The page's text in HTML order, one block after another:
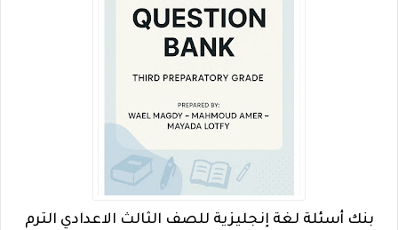
بنك أسئلة لغة إنجليزية للصف الثالث الاعدادي الترم